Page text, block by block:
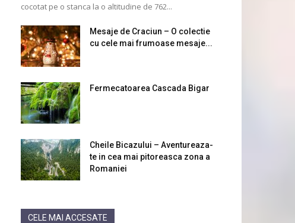
cocotat pe o stanca la o altitudine de 762...
Mesaje de Craciun – O colectie
cu cele mai frumoase mesaje...
Fermecatoarea Cascada Bigar
Cheile Bicazului – Aventureaza-
te in cea mai pitoreasca zona a
Romaniei
CELE MAI ACCESATE